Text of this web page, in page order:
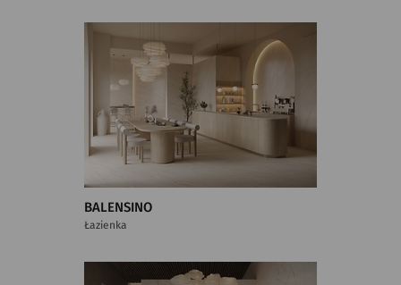
BALENSINO
Łazienka